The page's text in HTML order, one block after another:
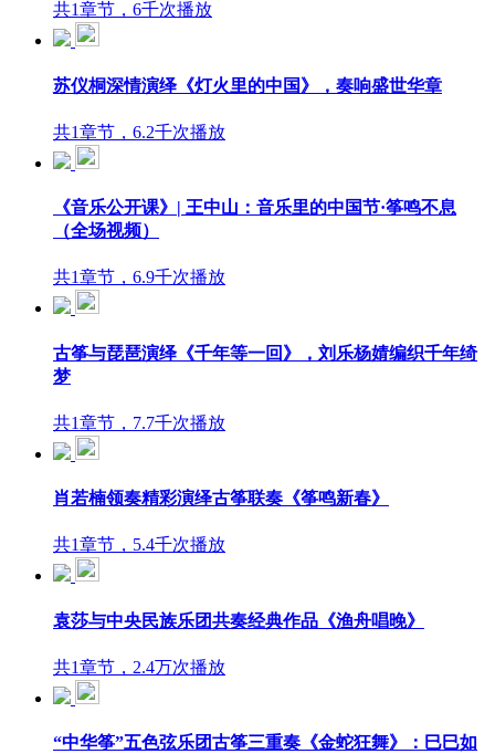
共1章节，6千次播放
苏仪桐深情演绎《灯火里的中国》，奏响盛世华章
共1章节，6.2千次播放
《音乐公开课》| 王中山：音乐里的中国节·筝鸣不息
（全场视频）
共1章节，6.9千次播放
古筝与琵琶演绎《千年等一回》，刘乐杨婧编织千年绮
梦
共1章节，7.7千次播放
肖若楠领奏精彩演绎古筝联奏《筝鸣新春》
共1章节，5.4千次播放
袁莎与中央民族乐团共奏经典作品《渔舟唱晚》
共1章节，2.4万次播放
“中华筝”五色弦乐团古筝三重奏《金蛇狂舞》：巳巳如